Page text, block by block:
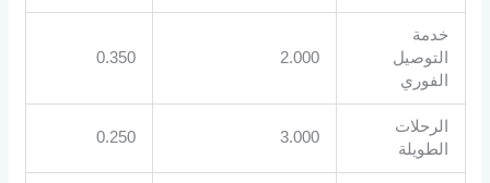
خدمة
التوصيل
الفوري
2.000
0.350
الرحلات
الطويلة
3.000
0.250